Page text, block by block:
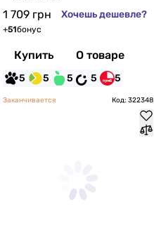
1 709 грн Хочешь дешевле?
+51бонус
Купить О товаре
5 5 5 5 5
Заканчивается Код: 322348